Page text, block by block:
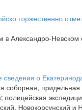
торжественно
Александро-Невском
сведения о
соборная,
Новокорсунский и